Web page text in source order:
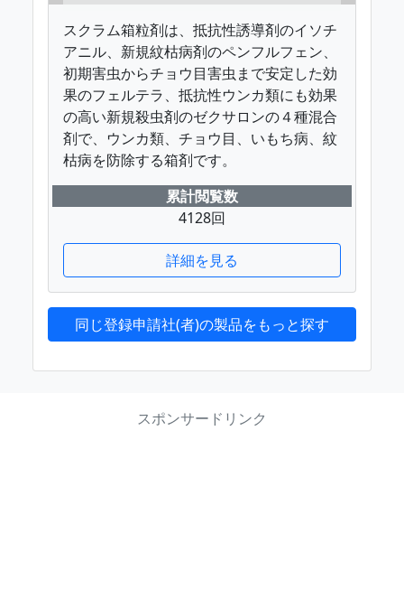
スクラム箱粒剤は、抵抗性誘導剤のイソチ
アニル、新規紋枯病剤のペンフルフェン、
初期害虫からチョウ目害虫まで安定した効
果のフェルテラ、抵抗性ウンカ類にも効果
の高い新規殺虫剤のゼクサロンの４種混合
剤で、ウンカ類、チョウ目、いもち病、紋
枯病を防除する箱剤です。
累計閲覧数
4128回
詳細を見る
同じ登録申請社(者)の製品をもっと探す
スポンサードリンク